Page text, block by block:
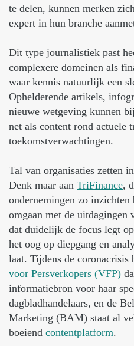
te delen, kunnen merken
expert in hun branche
Dit type journalistiek past
complexere domeinen als
waar kennis natuurlijk een
Ophelderende artikels,
nieuwe wetgeving kunnen
net als content rond actuele
toekomstverwachtingen.
Tal van organisaties zetten
Denk maar aan TriFinance,
ondernemingen zo inzichten
omgaan met de uitdagingen
dat duidelijk de focus legt
het oog op diepgang en
laat. Tijdens de coronacrisis
voor Persverkopers (VFP)
informatiebron voor haar
dagbladhandelaars, en de
Marketing (BAM) staat al
boeiend contentplatform.